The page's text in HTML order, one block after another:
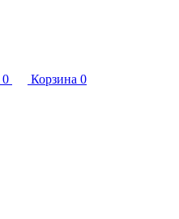
0 Корзина 0